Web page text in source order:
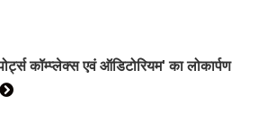
कॉम्प्लेक्स एवं ऑडिटोरियम' का लोकार्पण